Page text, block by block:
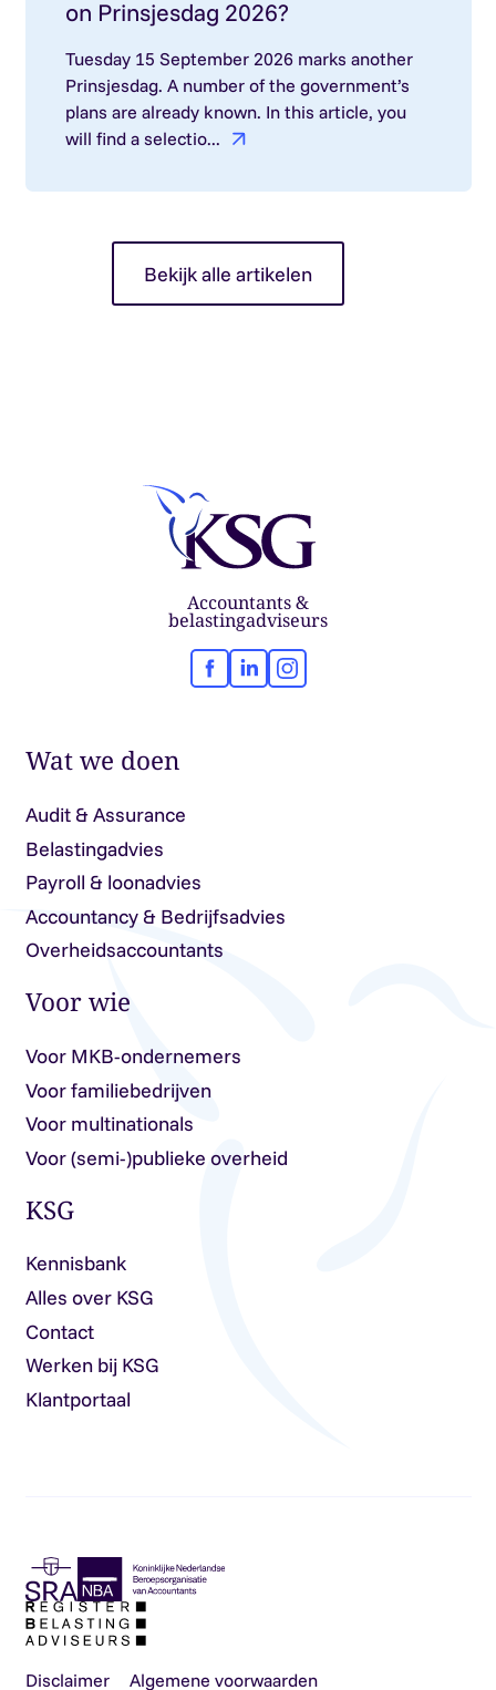
on Prinsjesdag 2026?
Tuesday 15 September 2026 marks another
Prinsjesdag. A number of the government’s
plans are already known. In this article, you
will find a selectio...
Bekijk alle artikelen
Accountants &
belastingadviseurs
Facebook
LinkedInInstagram
Wat we doen
Audit & Assurance
Belastingadvies
Payroll & loonadvies
Accountancy & Bedrijfsadvies
Overheidsaccountants
Voor wie
Voor MKB-ondernemers
Voor familiebedrijven
Voor multinationals
Voor (semi-)publieke overheid
KSG
Kennisbank
Alles over KSG
Contact
Werken bij KSG
Klantportaal
Disclaimer Algemene voorwaarden